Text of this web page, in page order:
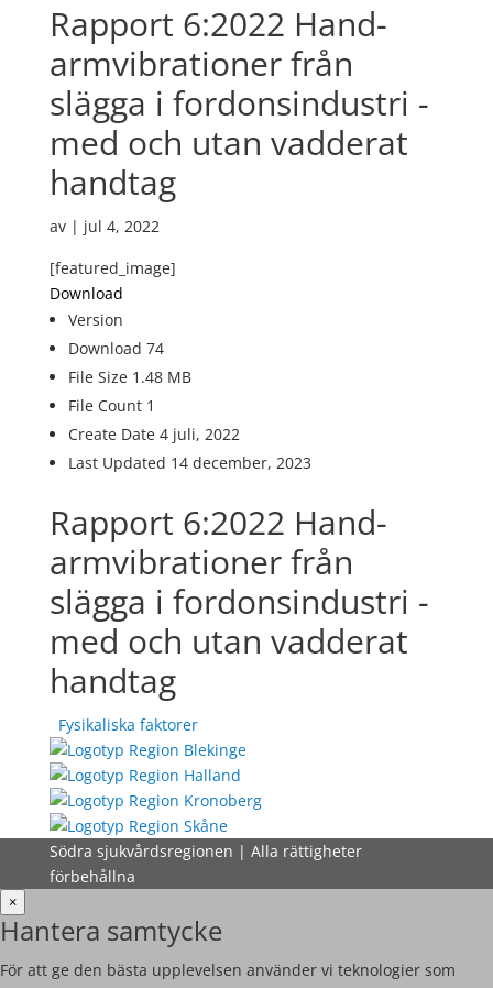
Rapport 6:2022 Hand-
armvibrationer från
slägga i fordonsindustri -
med och utan vadderat
handtag
av | jul 4, 2022
[featured_image]
Download
Version
Download 74
File Size 1.48 MB
File Count 1
Create Date 4 juli, 2022
Last Updated 14 december, 2023
Rapport 6:2022 Hand-
armvibrationer från
slägga i fordonsindustri -
med och utan vadderat
handtag
Fysikaliska faktorer
Södra sjukvårdsregionen | Alla rättigheter
förbehållna
×
Hantera samtycke
För att ge den bästa upplevelsen använder vi teknologier som